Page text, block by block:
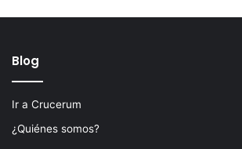
Blog
Ir a Crucerum
¿Quiénes somos?